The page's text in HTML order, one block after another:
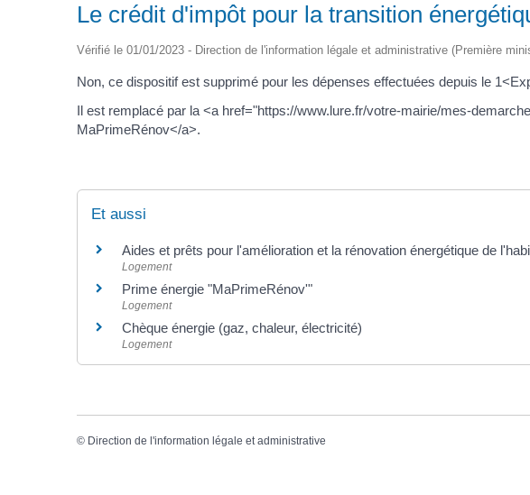
Le crédit d'impôt pour la transition
Vérifié le 01/01/2023 - Direction de l'information légale et administrative (Première
Non, ce dispositif est supprimé pour les dépenses effectuées depuis le
Il est remplacé par la <a href="https://www.lure.fr/votre-mairie/mes-
MaPrimeRénov</a>.
Et aussi
Aides et prêts pour l'amélioration et la rénovation énergétique de
Logement
Prime énergie "MaPrimeRénov'"
Logement
Chèque énergie (gaz, chaleur, électricité)
Logement
© Direction de l'information légale et administrative